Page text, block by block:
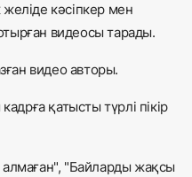
кәсіпкер мен
видеосы тарады.
видео авторы.
қатысты түрлі пікір
"Байларды жақсы